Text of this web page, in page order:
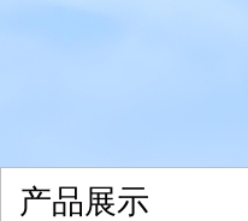
产品展示